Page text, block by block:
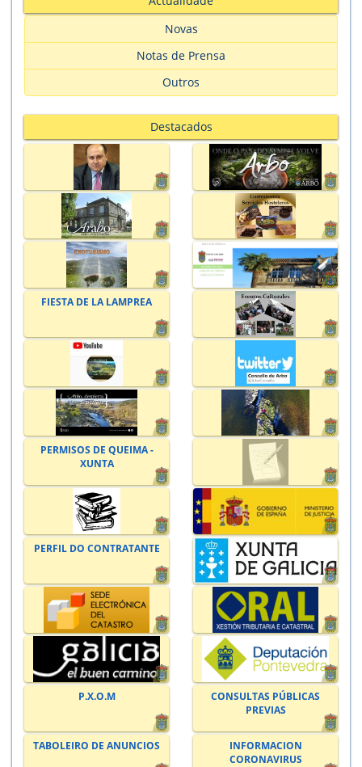
Novas
Notas de Prensa
Outros
Destacados
FIESTA DE LA LAMPREA
PERMISOS DE QUEIMA -
XUNTA
PERFIL DO CONTRATANTE
P.X.O.M
CONSULTAS PÚBLICAS
PREVIAS
TABOLEIRO DE ANUNCIOS
INFORMACION
CORONAVIRUS